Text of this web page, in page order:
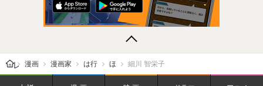
レビューン トップ
漫画 漫画家 は行 ほ 細川 智栄子